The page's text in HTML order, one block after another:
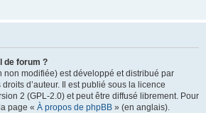
de forum ?
non modifiée) est développé et distribué par
droits d’auteur. Il est publié sous la licence
2 (GPL-2.0) et peut être diffusé librement. Pour
page « À propos de phpBB » (en anglais).